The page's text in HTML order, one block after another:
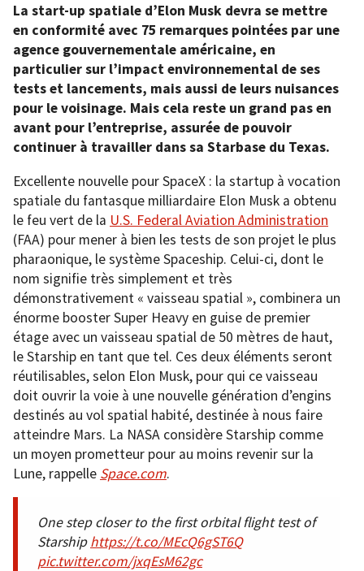
La start-up spatiale d’Elon Musk devra se mettre
en conformité avec 75 remarques pointées par une
agence gouvernementale américaine, en
particulier sur l’impact environnemental de ses
tests et lancements, mais aussi de leurs nuisances
pour le voisinage. Mais cela reste un grand pas en
avant pour l’entreprise, assurée de pouvoir
continuer à travailler dans sa Starbase du Texas.
Excellente nouvelle pour SpaceX : la startup à vocation
spatiale du fantasque milliardaire Elon Musk a obtenu
le feu vert de la U.S. Federal Aviation Administration
(FAA) pour mener à bien les tests de son projet le plus
pharaonique, le système Spaceship. Celui-ci, dont le
nom signifie très simplement et très
démonstrativement « vaisseau spatial », combinera un
énorme booster Super Heavy en guise de premier
étage avec un vaisseau spatial de 50 mètres de haut,
le Starship en tant que tel. Ces deux éléments seront
réutilisables, selon Elon Musk, pour qui ce vaisseau
doit ouvrir la voie à une nouvelle génération d’engins
destinés au vol spatial habité, destinée à nous faire
atteindre Mars. La NASA considère Starship comme
un moyen prometteur pour au moins revenir sur la
Lune, rappelle Space.com.
One step closer to the first orbital flight test of
Starshiphttps://t.co/MEcQ6gST6Q
pic.twitter.com/jxqEsM62gc